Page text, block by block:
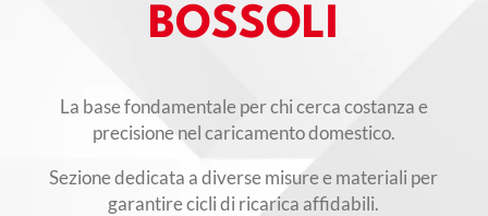
BOSSOLI
La base fondamentale per chi cerca costanza e
precisione nel caricamento domestico.
Sezione dedicata a diverse misure e materiali per
garantire cicli di ricarica affidabili.